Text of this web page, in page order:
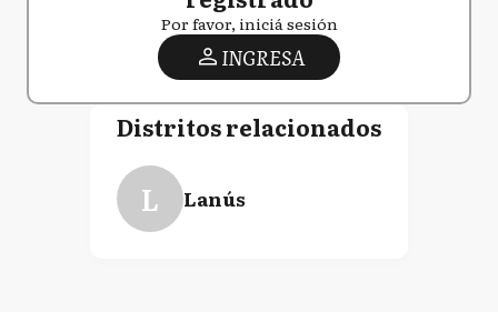
Por favor, iniciá sesión
INGRESA
Distritos relacionados
L Lanús